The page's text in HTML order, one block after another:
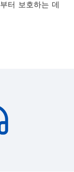
터 보호하는 데